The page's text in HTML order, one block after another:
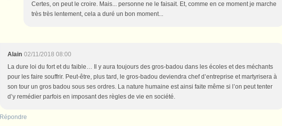
Certes, on peut le croire. Mais... personne ne le faisait. Et, comme en ce moment je marche
très très lentement, cela a duré un bon moment...
Alain 02/11/2018 08:00
La dure loi du fort et du faible… Il y aura toujours des gros-badou dans les écoles et des méchants
pour les faire souffrir. Peut-être, plus tard, le gros-badou deviendra chef d’entreprise et martyrisera à
son tour un gros badou sous ses ordres. La nature humaine est ainsi faite même si l’on peut tenter
d’y remédier parfois en imposant des règles de vie en société.
Répondre